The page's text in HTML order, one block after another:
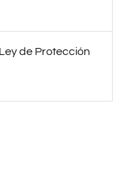
de Protección